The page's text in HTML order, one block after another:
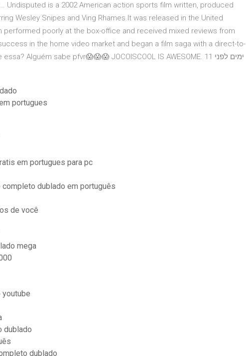
Undisputed is a 2002 American action sports film written, produced
Wesley Snipes and Ving Rhames.It was released in the United
performed poorly at the box-office and received mixed reviews from
in the home video market and began a film saga with a direct-to-
video sequel Caralho que musica e essa? Alguém sabe pfvr😱😱😱 JOCOISCOOL IS AWESOME. 11 ימים לפני
portugues
em portugues para pc
dublado em português
de você
mega
dublado
dublado